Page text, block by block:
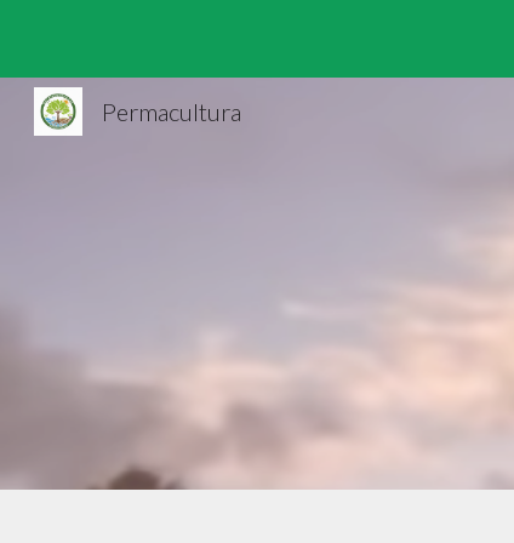
Permacultura